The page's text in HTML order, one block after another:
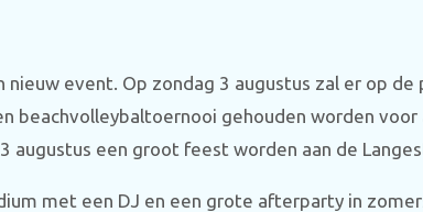
event. Op zondag 3 augustus zal er op
beachvolleybaltoernooi gehouden worden voor
augustus een groot feest worden aan de
met een DJ en een grote afterparty in